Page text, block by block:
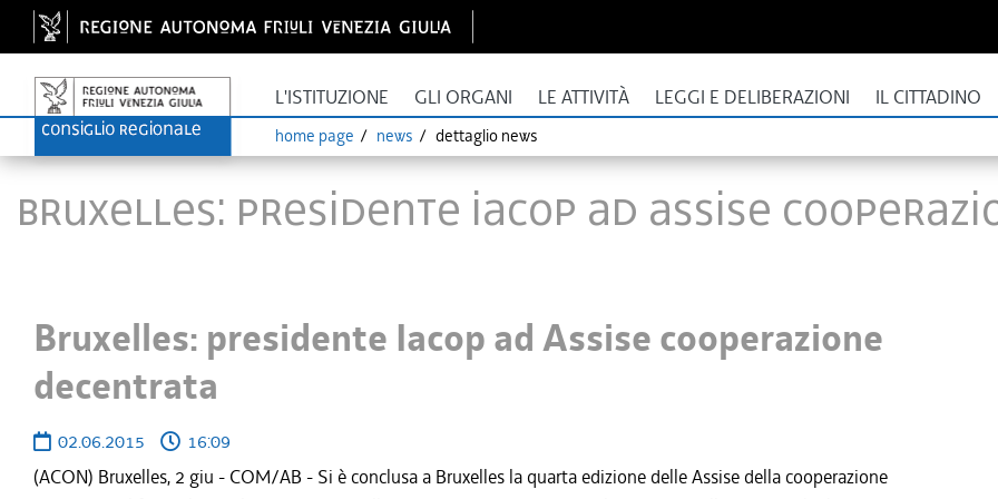
L'ISTITUZIONE GLI ORGANI LE ATTIVITÀ LEGGI E DELIBERAZIONI IL CITTADINO
home page news dettaglio news
Bruxelles: presidente Iacop ad Assise
Bruxelles: presidente Iacop ad Assise cooperazione
decentrata
02.06.2015
16:09
(ACON) Bruxelles, 2 giu - COM/AB - Si è conclusa a Bruxelles la quarta edizione delle Assise della cooperazione